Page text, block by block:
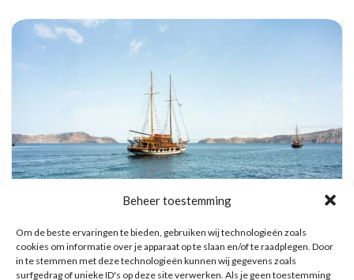
Beheer toestemming
Om de beste ervaringen te bieden, gebruiken wij technologieën zoals
cookies om informatie over je apparaat op te slaan en/of te raadplegen. Door
in te stemmen met deze technologieën kunnen wij gegevens zoals
surfgedrag of unieke ID's op deze site verwerken. Als je geen toestemming
Vulkanische eilanden cruise met bezoek aan warmwaterbronnen
Reserveer hier tickets